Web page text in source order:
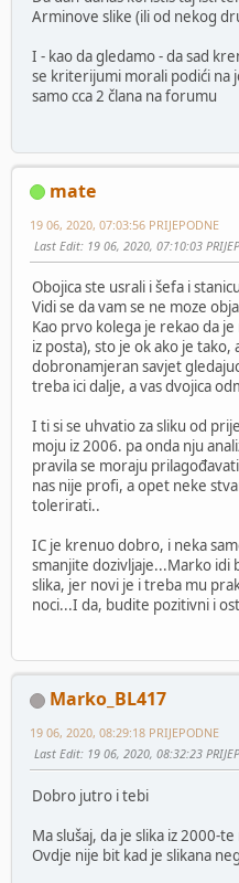
Arminove slike (ili od nekog
I - kao da gledamo - da sad
se kriterijumi morali podići na
samo cca 2 člana na forumu
mate
19 06, 2020, 07:03:56 PRIJEPODNE
Last Edit: 19 06, 2020, 07:10:03
Obojica ste usrali i šefa i
Vidi se da vam se ne moze
Kao prvo kolega je rekao da je
iz posta), sto je ok ako je tako,
dobronamjeran savjet
treba ici dalje, a vas dvojica
I ti si se uhvatio za sliku od
moju iz 2006. pa onda nju
pravila se moraju
nas nije profi, a opet neke
tolerirati..
IC je krenuo dobro, i neka
smanjite dozivljaje...Marko idi
slika, jer novi je i treba mu
noci...I da, budite pozitivni i
Marko_BL417
19 06, 2020, 08:29:18 PRIJEPODNE
Last Edit: 19 06, 2020, 08:32:23
Dobro jutro i tebi
Ma slušaj, da je slika iz 2000-
Ovdje nije bit kad je slikana